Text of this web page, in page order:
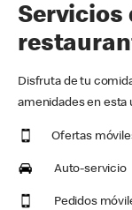
Servicios
Disfruta de tu
amenidades en esta
Ofertas
Auto-servicio
Pedidos